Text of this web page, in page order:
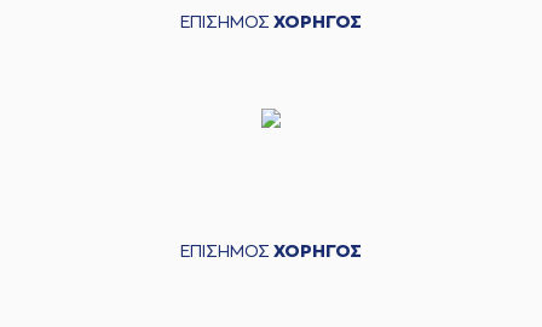
ΕΠΙΣΗΜΟΣ ΧΟΡΗΓΟΣ
ΕΠΙΣΗΜΟΣ ΧΟΡΗΓΟΣ